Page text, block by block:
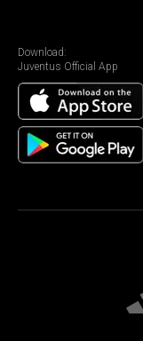
Download:
Juventus Official App